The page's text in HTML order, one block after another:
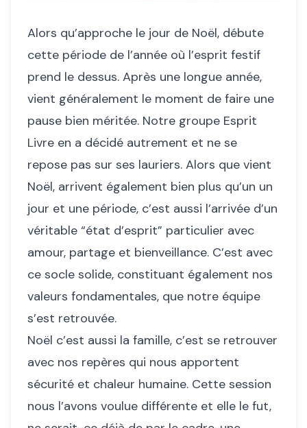
Alors qu’approche le jour de Noël, débute
cette période de l’année où l’esprit festif
prend le dessus. Après une longue année,
vient généralement le moment de faire une
pause bien méritée. Notre groupe Esprit
Livre en a décidé autrement et ne se
repose pas sur ses lauriers. Alors que vient
Noël, arrivent également bien plus qu’un un
jour et une période, c’est aussi l’arrivée d’un
véritable “état d’esprit” particulier avec
amour, partage et bienveillance. C’est avec
ce socle solide, constituant également nos
valeurs fondamentales, que notre équipe
s’est retrouvée.
Noël c’est aussi la famille, c’est se retrouver
avec nos repères qui nous apportent
sécurité et chaleur humaine. Cette session
nous l’avons voulue différente et elle le fut,